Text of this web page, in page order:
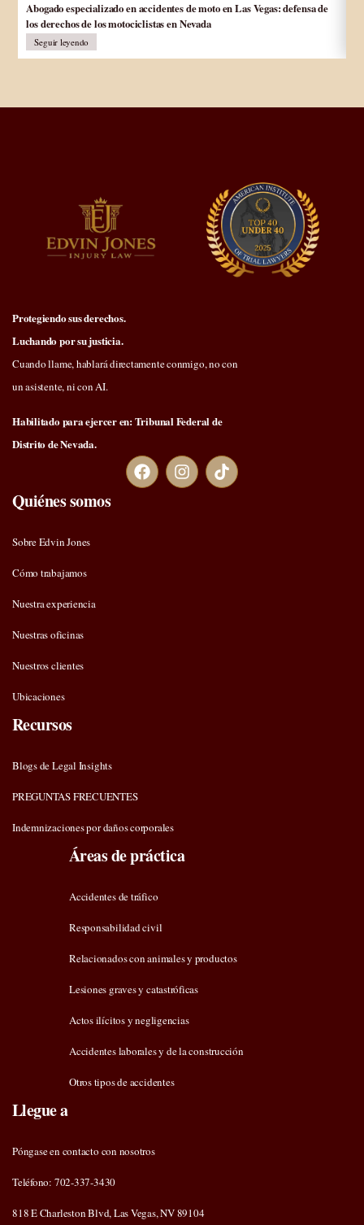
Abogado especializado en accidentes de moto en Las Vegas: defensa de
los derechos de los motociclistas en Nevada
Seguir leyendo
Protegiendo sus derechos.
Luchando por su justicia.
Cuando llame, hablará directamente conmigo, no con
un asistente, ni con AI.
Habilitado para ejercer en: Tribunal Federal de
Distrito de Nevada.
Quiénes somos
Sobre Edvin Jones
Cómo trabajamos
Nuestra experiencia
Nuestras oficinas
Nuestros clientes
Ubicaciones
Recursos
Blogs de Legal Insights
PREGUNTAS FRECUENTES
Indemnizaciones por daños corporales
Áreas de práctica
Accidentes de tráfico
Responsabilidad civil
Relacionados con animales y productos
Lesiones graves y catastróficas
Actos ilícitos y negligencias
Accidentes laborales y de la construcción
Otros tipos de accidentes
Llegue a
Póngase en contacto con nosotros
Teléfono: 702-337-3430
818 E Charleston Blvd, Las Vegas, NV 89104